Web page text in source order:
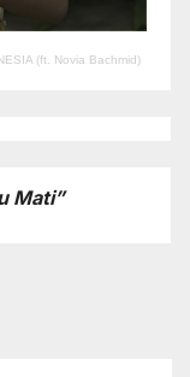
(ft. Novia Bachmid)
Mati”